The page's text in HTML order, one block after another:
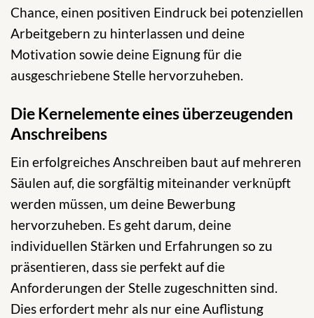
Chance, einen positiven Eindruck bei potenziellen
Arbeitgebern zu hinterlassen und deine
Motivation sowie deine Eignung für die
ausgeschriebene Stelle hervorzuheben.
Die Kernelemente eines überzeugenden
Anschreibens
Ein erfolgreiches Anschreiben baut auf mehreren
Säulen auf, die sorgfältig miteinander verknüpft
werden müssen, um deine Bewerbung
hervorzuheben. Es geht darum, deine
individuellen Stärken und Erfahrungen so zu
präsentieren, dass sie perfekt auf die
Anforderungen der Stelle zugeschnitten sind.
Dies erfordert mehr als nur eine Auflistung